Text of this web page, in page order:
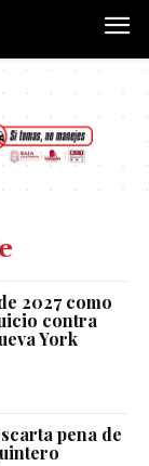
2027 como
contra
York
pena de